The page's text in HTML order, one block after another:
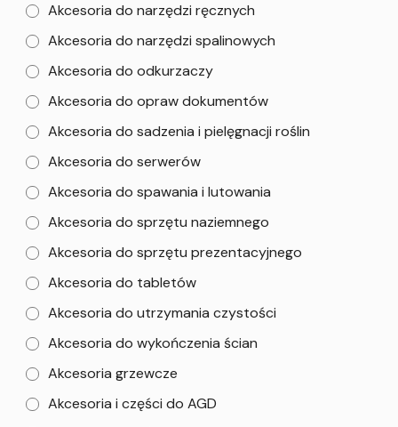
Akcesoria do narzędzi ręcznych
Akcesoria do narzędzi spalinowych
Akcesoria do odkurzaczy
Akcesoria do opraw dokumentów
Akcesoria do sadzenia i pielęgnacji roślin
Akcesoria do serwerów
Akcesoria do spawania i lutowania
Akcesoria do sprzętu naziemnego
Akcesoria do sprzętu prezentacyjnego
Akcesoria do tabletów
Akcesoria do utrzymania czystości
Akcesoria do wykończenia ścian
Akcesoria grzewcze
Akcesoria i części do AGD